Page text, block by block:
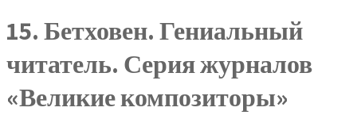
15. Бетховен. Гениальный
читатель. Серия журналов
«Великие композиторы»